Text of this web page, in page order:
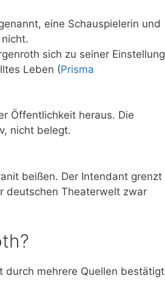
eine Schauspielerin und
sich zu seiner Einstellung
Leben (Prisma
Öffentlichkeit heraus. Die
nicht belegt.
beißen. Der Intendant grenzt
deutschen Theaterwelt zwar
durch mehrere Quellen bestätigt